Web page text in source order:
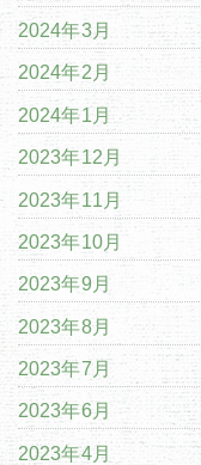
2024年3月
2024年2月
2024年1月
2023年12月
2023年11月
2023年10月
2023年9月
2023年8月
2023年7月
2023年6月
2023年4月